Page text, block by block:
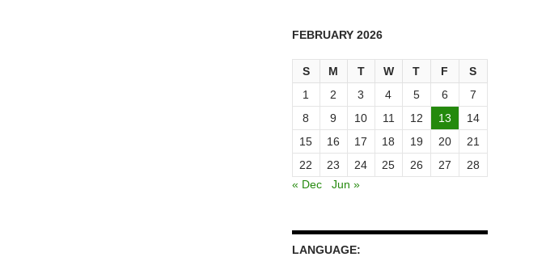
FEBRUARY 2026
S M T W T F
S
1
2 3 4 5 6
7
8
9 10 11 12 13
14
15
16 17 18 19 20
21
22
23 24 25 26 27
28
« Dec
Jun »
LANGUAGE: